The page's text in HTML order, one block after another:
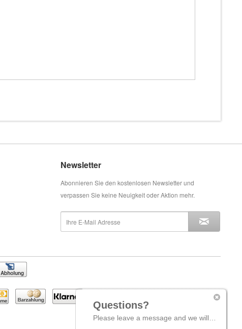
Newsletter
Abonnieren Sie den kostenlosen Newsletter und
verpassen Sie keine Neuigkeit oder Aktion mehr.
Questions?